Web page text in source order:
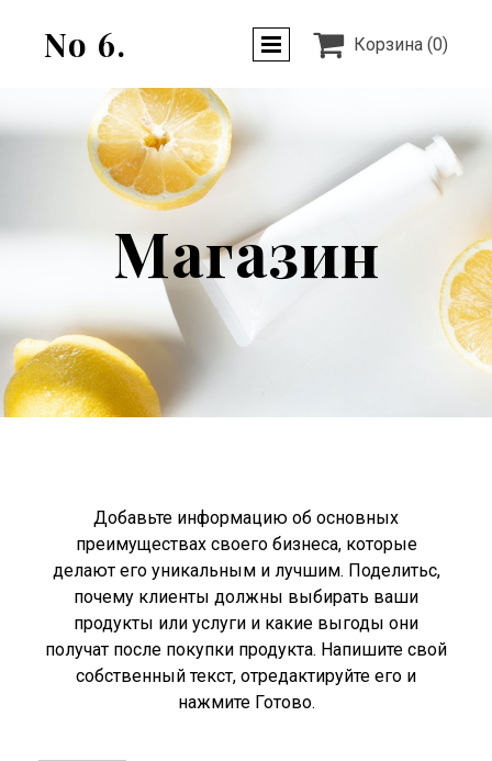
No 6.  Корзина (0)
Магазин
Добавьте информацию об основных
преимуществах своего бизнеса, которые
делают его уникальным и лучшим. Поделитьс,
почему клиенты должны выбирать ваши
продукты или услуги и какие выгоды они
получат после покупки продукта. Напишите свой
собственный текст, отредактируйте его и
нажмите Готово.